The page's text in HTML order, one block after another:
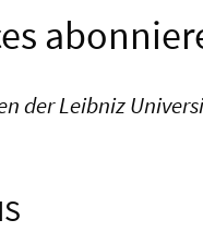
der Leibniz